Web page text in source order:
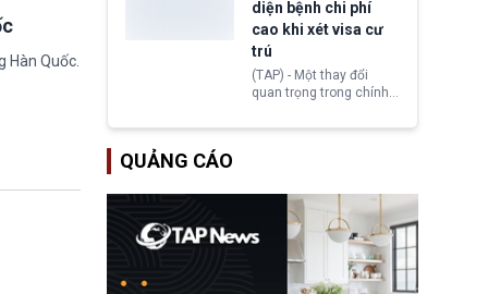
Quốc.
hoàn toàn bất hợp pháp.
Động thái trên diễn ra
trong bối cảnh tranh
chấp ngoại giao giữa
chính quyền Tổng thống
Donald Trump và chính
phủ cánh tả Tổng thống
diện bệnh chi phí
cao khi xét visa cư
trú
(TAP) - Một thay đổi
quan trọng trong chính
Zealand đang mở ra
gan B hoặc viêm gan C
sẽ không còn bị mặc
định không đáp ứng tiêu
chuẩn sức khỏe chỉ vì
chi phí điều trị khi nộp hồ
sơ xin visa cư trú.
QUẢNG CÁO